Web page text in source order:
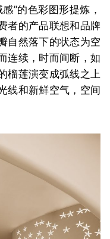
”的色彩图形提炼，
者的产品联想和品牌
自然落下的状态为空
连续，时而间断，如
榴莲演变成弧线之上
线和新鲜空气，空间